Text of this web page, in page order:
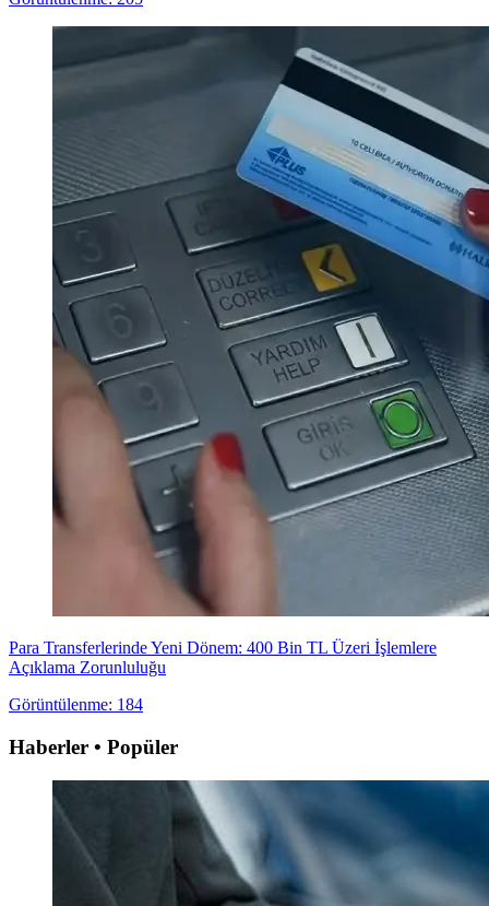
Para Transferlerinde Yeni Dönem: 400 Bin TL Üzeri İşlemlere
Açıklama Zorunluluğu
Görüntülenme: 184
Haberler • Popüler